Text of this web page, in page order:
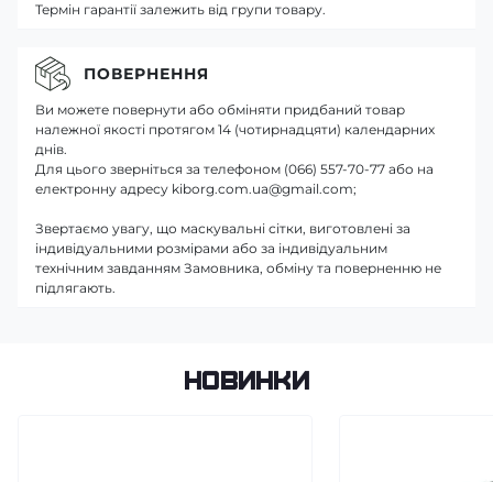
Термін гарантії залежить від групи товару.
ПОВЕРНЕННЯ
Ви можете повернути або обміняти придбаний товар
належної якості протягом 14 (чотирнадцяти) календарних
днів.
Для цього зверніться за телефоном (066) 557-70-77 або на
електронну адресу kiborg.com.ua@gmail.com;
Звертаємо увагу, що маскувальні сітки, виготовлені за
індивідуальними розмірами або за індивідуальним
технічним завданням Замовника, обміну та поверненню не
підлягають.
Новинки